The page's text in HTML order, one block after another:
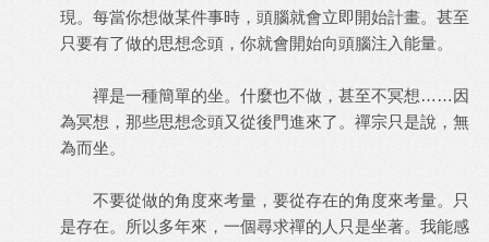
現。每當你想做某件事時，頭腦就會立即開始計畫。甚至
只要有了做的思想念頭，你就會開始向頭腦注入能量。
禪是一種簡單的坐。什麼也不做，甚至不冥想……因
為冥想，那些思想念頭又從後門進來了。禪宗只是說，無
為而坐。
不要從做的角度來考量，要從存在的角度來考量。只
是存在。所以多年來，一個尋求禪的人只是坐著。我能感